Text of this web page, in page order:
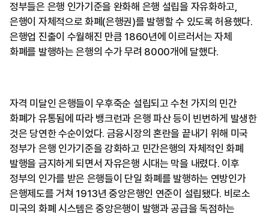
정부들은 은행 인가기준을 완화해 은행 설립을 자유화하고,
은행이 자체적으로 화폐(은행권)를 발행할 수 있도록 허용했다.
은행업 진출이 수월해진 만큼 1860년에 이르러서는 자체
화폐를 발행하는 은행의 수가 무려 8000개에 달했다.
자격 미달인 은행들이 우후죽순 설립되고 수천 가지의 민간
화폐가 유통됨에 따라 뱅크런과 은행 파산 등이 빈번하게 발생한
것은 당연한 수순이었다. 금융시장의 혼란을 끝내기 위해 미국
정부가 은행 인가기준을 강화하고 민간은행의 자체적인 화폐
발행을 금지하게 되면서 자유은행 시대는 막을 내렸다. 이후
정부의 인가를 받은 은행들이 단일 화폐를 발행하는 연방인가
은행제도를 거쳐 1913년 중앙은행인 연준이 설립됐다. 비로소
미국의 화폐 시스템은 중앙은행이 발행과 공급을 독점하는